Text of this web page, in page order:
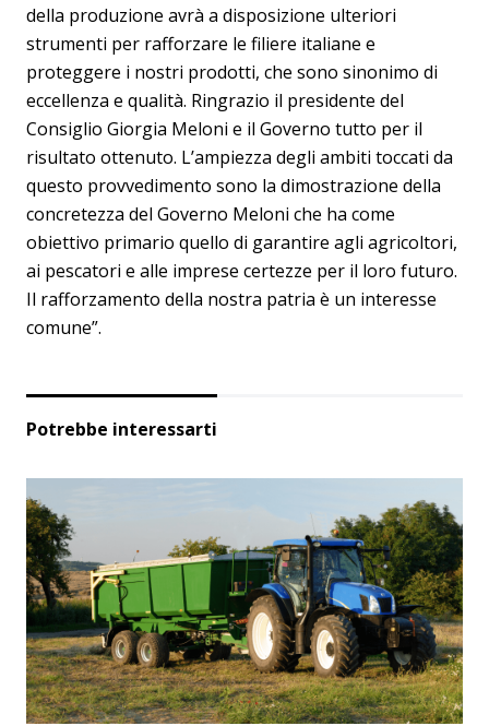
della produzione avrà a disposizione ulteriori
strumenti per rafforzare le filiere italiane e
proteggere i nostri prodotti, che sono sinonimo di
eccellenza e qualità. Ringrazio il presidente del
Consiglio Giorgia Meloni e il Governo tutto per il
risultato ottenuto. L’ampiezza degli ambiti toccati da
questo provvedimento sono la dimostrazione della
concretezza del Governo Meloni che ha come
obiettivo primario quello di garantire agli agricoltori,
ai pescatori e alle imprese certezze per il loro futuro.
Il rafforzamento della nostra patria è un interesse
comune”.
Potrebbe interessarti